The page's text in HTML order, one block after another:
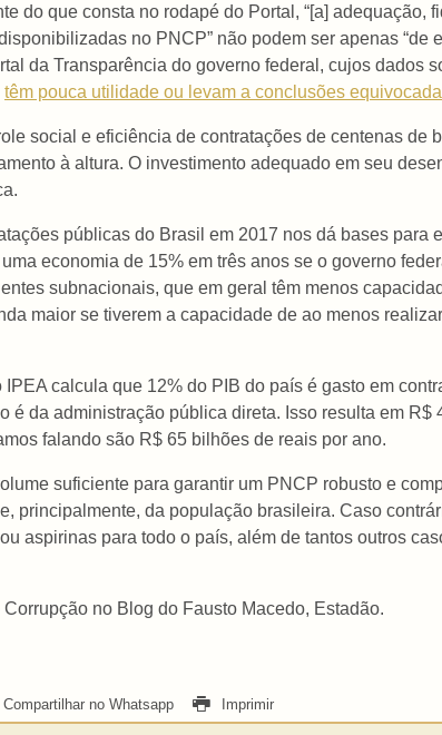
do que consta no rodapé do Portal, “[a] adequação,
no PNCP” não podem ser apenas “de
da Transparência do governo federal, cujos dados
têm pouca utilidade ou levam a conclusões
social e eficiência de contratações de centenas de
à altura. O investimento adequado em seu
públicas do Brasil em 2017 nos dá bases para
economia de 15% em três anos se o governo
subnacionais, que em geral têm menos
maior se tiverem a capacidade de ao menos
calcula que 12% do PIB do país é gasto em
é da administração pública direta. Isso resulta em R$
falando são R$ 65 bilhões de reais por ano.
suficiente para garantir um PNCP robusto e
principalmente, da população brasileira. Caso
ou aspirinas para todo o país, além de tantos outros
no Blog do Fausto Macedo, Estadão.
Compartilhar no Whatsapp Imprimir